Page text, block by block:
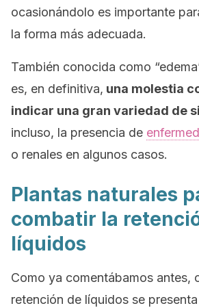
ocasionándolo es importante
la forma más adecuada.
También conocida como
es, en definitiva, una molestia
indicar una gran variedad de
incluso, la presencia de
o renales en algunos casos.
Plantas naturales
combatir la
líquidos
Como ya comentábamos antes,
retención de líquidos se